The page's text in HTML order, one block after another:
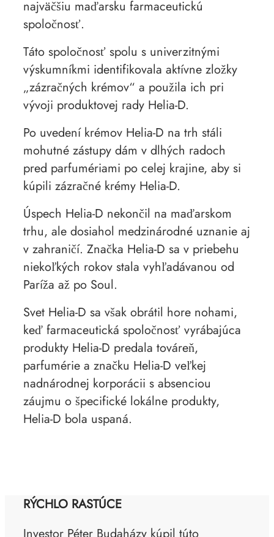
najväčšiu maďarsku farmaceutickú
spoločnosť.
Táto spoločnosť spolu s univerzitnými
výskumníkmi identifikovala aktívne zložky
„zázračných krémov“ a použila ich pri
vývoji produktovej rady Helia-D.
Po uvedení krémov Helia-D na trh stáli
mohutné zástupy dám v dlhých radoch
pred parfumériami po celej krajine, aby si
kúpili zázračné krémy Helia-D.
Úspech Helia-D nekončil na maďarskom
trhu, ale dosiahol medzinárodné uznanie aj
v zahraničí. Značka Helia-D sa v priebehu
niekoľkých rokov stala vyhľadávanou od
Paríža až po Soul.
Svet Helia-D sa však obrátil hore nohami,
keď farmaceutická spoločnosť vyrábajúca
produkty Helia-D predala továreň,
parfumérie a značku Helia-D veľkej
nadnárodnej korporácii s absenciou
záujmu o špecifické lokálne produkty,
Helia-D bola uspaná.
RÝCHLO RASTÚCE
Investor Péter Budaházy kúpil túto